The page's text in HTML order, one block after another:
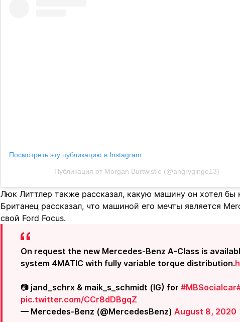
Посмотреть эту публикацию в Instagram
Публикация от Morgan Burtwistle (@angryginge13)
Люк Литтлер также рассказал, какую машину он хотел бы
Британец рассказал, что машиной его мечты является
свой Ford Focus.
On request the new Mercedes-Benz A-Class is
system 4MATIC with fully variable torque distribution.
📷 jand_schrx & maik_s_schmidt (IG) for #MBSocialcar
pic.twitter.com/CCr8dDBgqZ
— Mercedes-Benz (@MercedesBenz) August 8, 2020